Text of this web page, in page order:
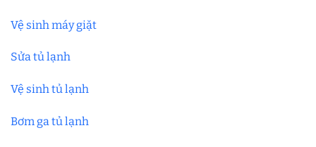
Vệ sinh máy giặt
Sửa tủ lạnh
Vệ sinh tủ lạnh
Bơm ga tủ lạnh